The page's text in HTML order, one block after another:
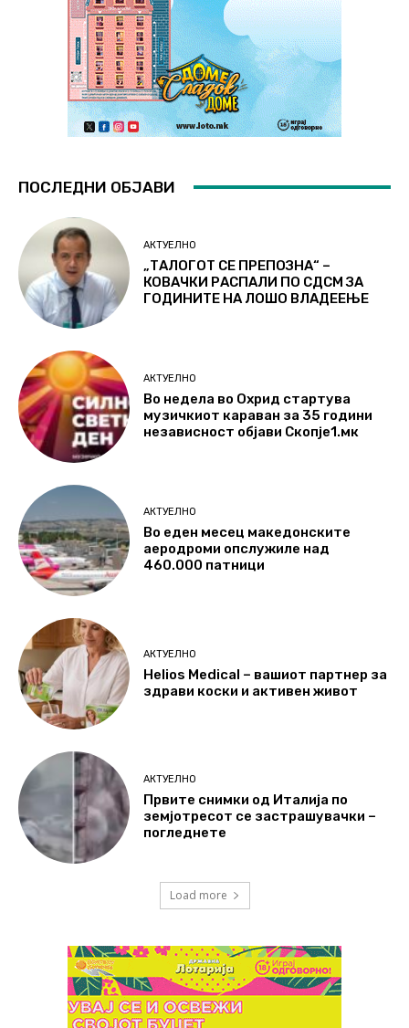
ПОСЛЕДНИ ОБЈАВИ
АКТУЕЛНО
„ТАЛОГОТ СЕ ПРЕПОЗНА“ –
КОВАЧКИ РАСПАЛИ ПО СДСМ ЗА
ГОДИНИТЕ НА ЛОШО ВЛАДЕЕЊЕ
АКТУЕЛНО
Во недела во Охрид стартува
музичкиот караван за 35 години
независност објави Скопје1.мк
АКТУЕЛНО
Во еден месец македонските
аеродроми опслужиле над
460.000 патници
АКТУЕЛНО
Helios Medical – вашиот партнер за
здрави коски и активен живот
АКТУЕЛНО
Првите снимки од Италија по
земјотресот се застрашувачки –
погледнете
Load more